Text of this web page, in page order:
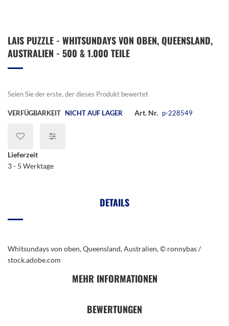
Anfang
der
LAIS PUZZLE - WHITSUNDAYS VON OBEN, QUEENSLAND,
AUSTRALIEN - 500 & 1.000 TEILE
Seien Sie der erste, der dieses Produkt bewertet
VERFÜGBARKEIT NICHT AUF LAGER Art. Nr. p-228549
Lieferzeit
3 - 5 Werktage
DETAILS
Whitsundays von oben, Queensland, Australien, © ronnybas /
stock.adobe.com
MEHR INFORMATIONEN
BEWERTUNGEN